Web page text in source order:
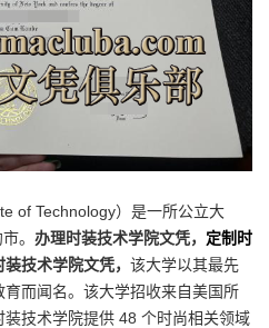
of Technology）是一所公立大
。 办理时装技术学院文凭， 定制时
装技术学院文凭， 该大学以其最先
而闻名。该大学招收来自美国所
技术学院提供 48 个时尚相关领域